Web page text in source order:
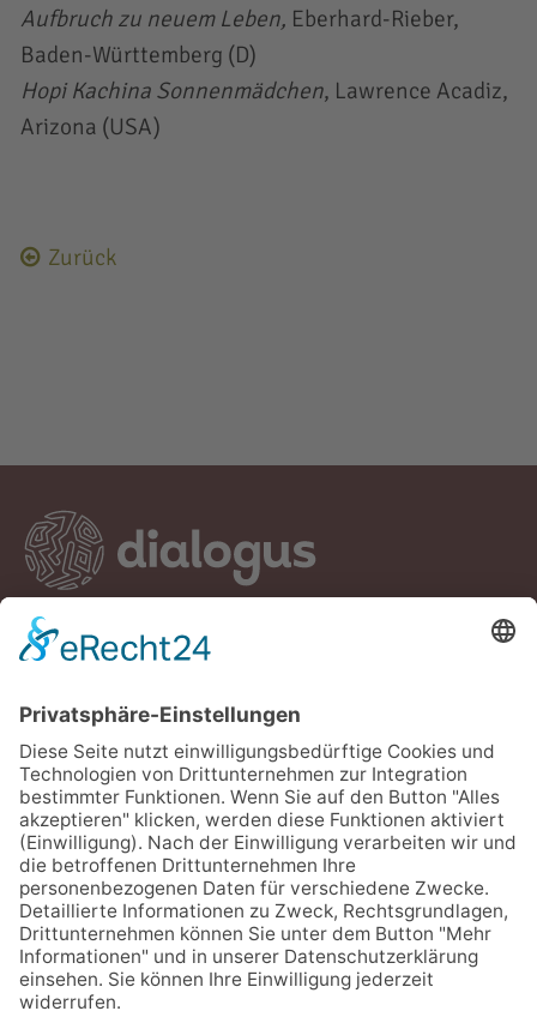
Aufbruch zu neuem Leben, Eberhard-Rieber,
Baden-Württemberg (D)
Hopi Kachina Sonnenmädchen, Lawrence Acadiz,
Arizona (USA)
Zurück
dialogus – Kulturelle Vielfalt leben e.V.
Schillerstraße 1 • 09648 Mittweida
Telefon: 03727 5492972
E-Mail dialogus e.V.
Cookie-Einstellungen
/dialogus_kultur
/dialogus.kultur